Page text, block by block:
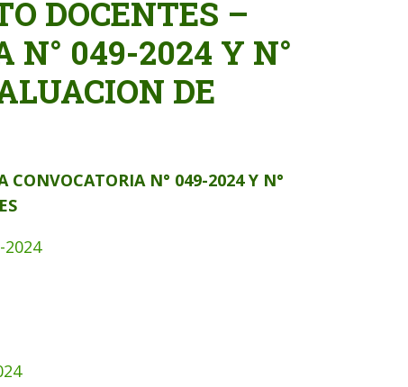
DOCENTES –
N° 049-2024 Y N°
DE
CONVOCATORIA N° 049-2024 Y N°
2024